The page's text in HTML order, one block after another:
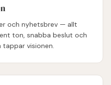
och nyhetsbrev — allt
ton, snabba beslut och
tappar visionen.